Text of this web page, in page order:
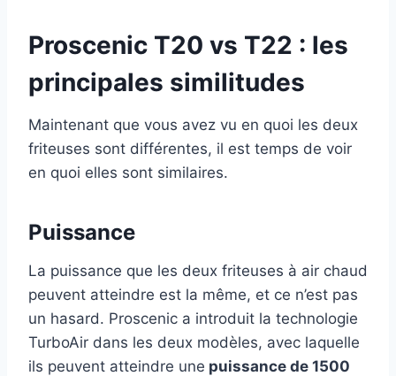
Proscenic T20 vs T22 : les
principales similitudes
Maintenant que vous avez vu en quoi les deux
friteuses sont différentes, il est temps de voir
en quoi elles sont similaires.
Puissance
La puissance que les deux friteuses à air chaud
peuvent atteindre est la même, et ce n’est pas
un hasard. Proscenic a introduit la technologie
TurboAir dans les deux modèles, avec laquelle
ils peuvent atteindre une puissance de 1500